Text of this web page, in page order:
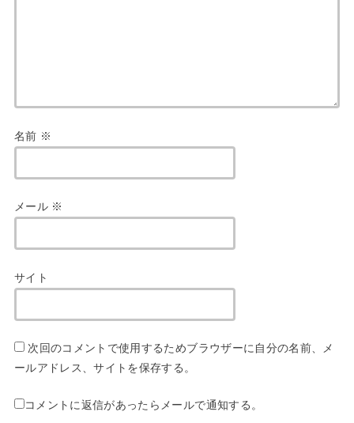
名前 ※
メール ※
サイト
次回のコメントで使用するためブラウザーに自分の名前、メ
ールアドレス、サイトを保存する。
コメントに返信があったらメールで通知する。